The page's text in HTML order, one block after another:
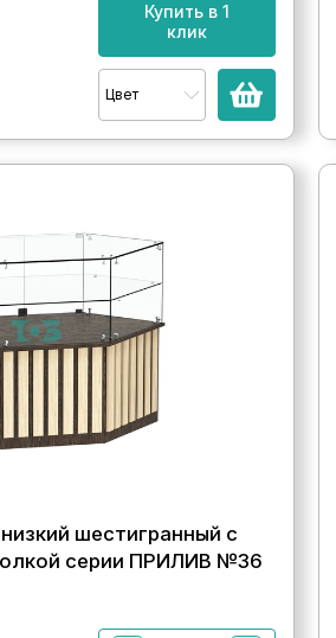
Купить в 1
клик
Цвет
шестигранный с
серии ПРИЛИВ №36